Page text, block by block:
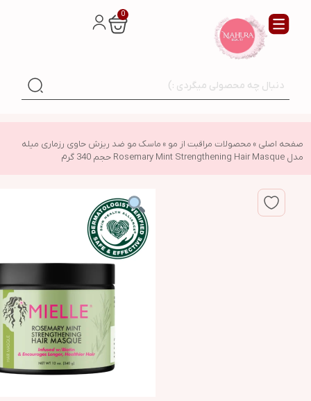
0
صفحه اصلی » محصولات مراقبت از مو » ماسک مو ضد ریزش حاوی رزماری میله
مدل Rosemary Mint Strengthening Hair Masque حجم 340 گرم